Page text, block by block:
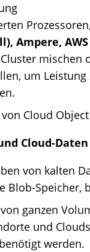
Ampere,
mischen
um
Cloud
Cloud-Daten
von kalten
Blob-Speicher,
ganzen
und
werden.